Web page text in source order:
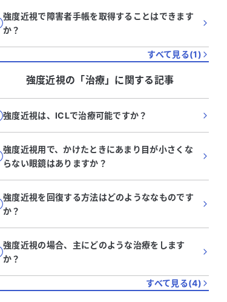
強度近視で障害者手帳を取得することはできます
か？
すべて見る(1)
強度近視の「治療」に関する記事
強度近視は、ICLで治療可能ですか？
強度近視用で、かけたときにあまり目が小さくな
らない眼鏡はありますか？
強度近視を回復する方法はどのようななものです
か？
強度近視の場合、主にどのような治療をします
か？
すべて見る(4)